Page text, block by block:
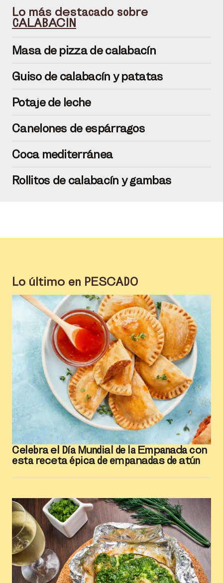
Lo más destacado sobre
CALABACÍN
Masa de pizza de calabacín
Guiso de calabacín y patatas
Potaje de leche
Canelones de espárragos
Coca mediterránea
Rollitos de calabacín y gambas
Lo último en PESCADO
Celebra el Día Mundial de la Empanada con
esta receta épica de empanadas de atún